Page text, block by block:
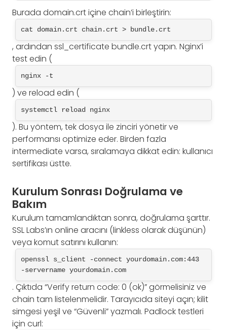
Burada domain.crt içine chain’i birleştirin:
cat domain.crt chain.crt > bundle.crt
, ardından ssl_certificate bundle.crt yapın. Nginx’i
test edin (
nginx -t
) ve reload edin (
systemctl reload nginx
). Bu yöntem, tek dosya ile zinciri yönetir ve
performansı optimize eder. Birden fazla
intermediate varsa, sıralamaya dikkat edin: kullanıcı
sertifikası üstte.
Kurulum Sonrası Doğrulama ve
Bakım
Kurulum tamamlandıktan sonra, doğrulama şarttır.
SSL Labs’ın online aracını (linkless olarak düşünün)
veya komut satırını kullanın:
openssl s_client -connect yourdomain.com:443
-servername yourdomain.com
. Çıktıda “Verify return code: 0 (ok)” görmelisiniz ve
chain tam listelenmelidir. Tarayıcıda siteyi açın; kilit
simgesi yeşil ve “Güvenli” yazmalı. Padlock testleri
için curl: